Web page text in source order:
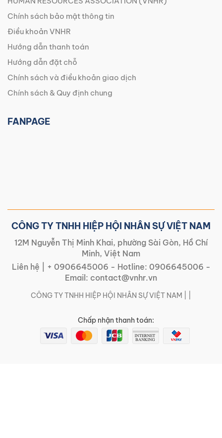
Chính sách bảo mật thông tin
Điều khoản VNHR
Hướng dẫn thanh toán
Hướng dẫn đặt chỗ
Chính sách và điều khoản giao dịch
Chính sách & Quy định chung
FANPAGE
CÔNG TY TNHH HIỆP HỘI NHÂN SỰ VIỆT NAM
12M Nguyễn Thị Minh Khai, phường Sài Gòn, Hồ Chí
Minh, Việt Nam
Liên hệ |
+ 0906645006 - Hotline: 0906645006 -
Email: contact@vnhr.vn
CÔNG TY TNHH HIỆP HỘI NHÂN SỰ VIỆT NAM | |
Chấp nhận thanh toán: